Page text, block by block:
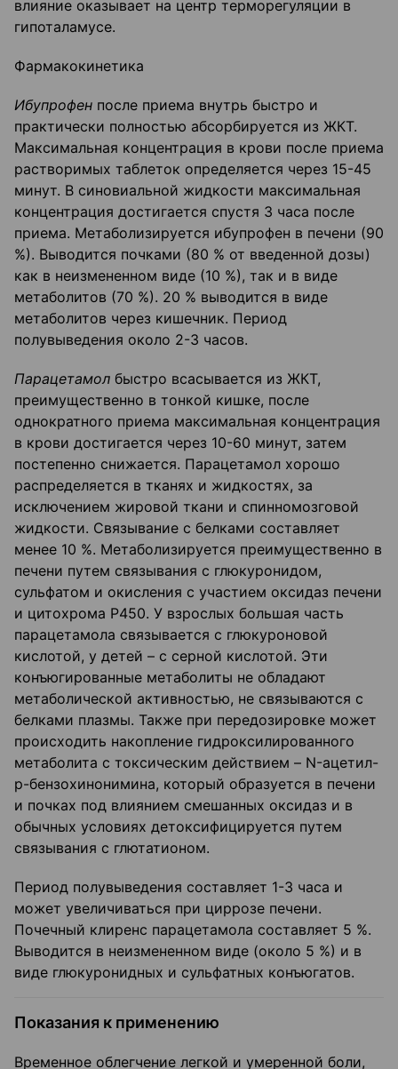
влияние оказывает на центр терморегуляции в
гипоталамусе.
Фармакокинетика
Ибупрофен после приема внутрь быстро и
практически полностью абсорбируется из ЖКТ.
Максимальная концентрация в крови после приема
растворимых таблеток опре­деляется через 15-45
минут. В синовиальной жидкости максимальная
концентрация достигается спустя 3 часа после
приема. Метаболизируется ибупрофен в печени (90
%). Выводится почками (80 % от введенной дозы)
как в неизмененном виде (10 %), так и в виде
метаболитов (70 %). 20 % выводится в виде
метаболитов через кишечник. Период
полувыведения около 2-3 часов.
Парацетамол быстро всасывается из ЖКТ,
преимущественно в тонкой кишке, после
однократного приема максимальная концентрация
в крови достигается через 10-60 минут, затем
постепенно снижается. Парацетамол хорошо
распределяется в тканях и жидкостях, за
исключением жировой ткани и спинномозговой
жидкости. Связывание с белками составляет
менее 10 %. Метаболизируется преимущественно в
печени путем связывания с глюкуронидом,
сульфатом и окисления с участием оксидаз печени
и цитохрома Р450. У взрослых большая часть
парацетамола связывается с глюкуроновой
кислотой, у детей – с серной кислотой. Эти
конъюгированные метаболиты не обладают
метаболической активностью, не связываются с
белками плазмы. Также при передозировке может
происходить накопление гидроксилированного
метаболита с токсическим действием – N-ацетил-
р-бензохинонимина, который образуется в печени
и почках под влиянием смешанных оксидаз и в
обычных условиях детоксифицируется путем
связывания с глютатионом.
Период полувыведения составляет 1-3 часа и
может увеличиваться при циррозе печени.
Почечный клиренс парацетамола составляет 5 %.
Выводится в неизмененном виде (около 5 %) и в
виде глюкуронидных и сульфатных конъюгатов.
Показания к применению
Временное облегчение легкой и умеренной боли,